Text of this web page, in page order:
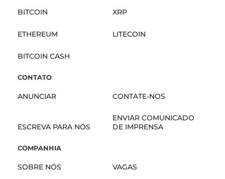
BITCOIN XRP
ETHEREUM LITECOIN
BITCOIN CASH
CONTATO
ANUNCIAR CONTATE-NOS
ESCREVA PARA NÓS
ENVIAR COMUNICADO
DE IMPRENSA
COMPANHIA
SOBRE NÓS VAGAS